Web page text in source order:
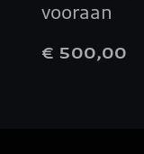
vooraan
€ 500,00